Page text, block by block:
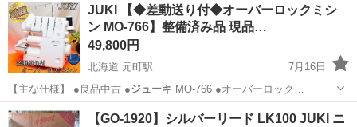
JUKI 【◆差動送り付◆オーバーロックミシ
ン MO-766】整備済み品 現品…
49,800円
北海道 元町駅
7月16日
【主な仕様】 ●良品中古 ●ジューキ MO-766 ●オーバーロック…
北海道 札幌市 生活家電 ロックミシン
【GO-1920】シルバーリード LK100 JUKI ニ